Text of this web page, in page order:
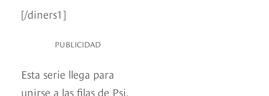
[/diners1]
PUBLICIDAD
Esta serie llega para
unirse a las filas de Psi,